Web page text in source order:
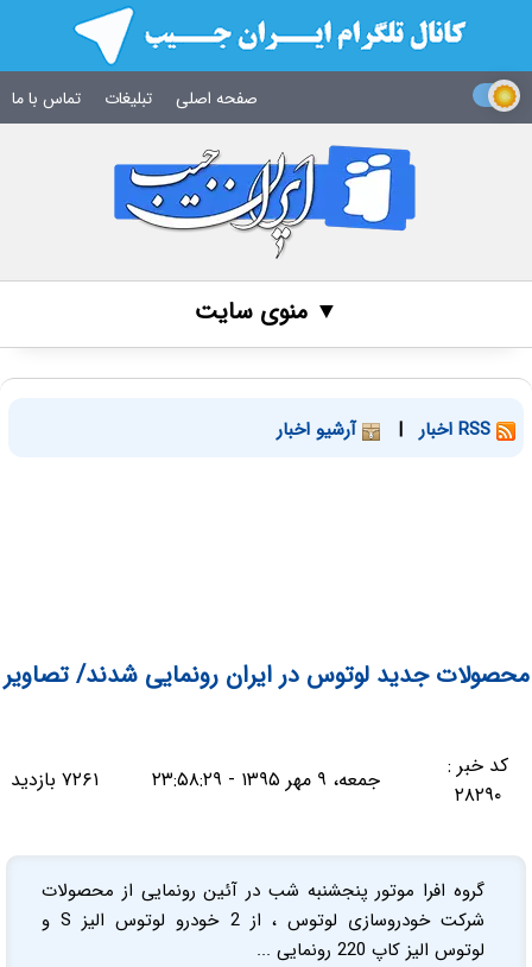
صفحه اصلی تبلیغات تماس با ما
▼ منوی سایت
| آرشیو اخبار
محصولات جدید لوتوس در ایران رونمایی شدند/ تصاویر
کد خبر :
۲۸۲۹۰
جمعه، ۹ مهر ۱۳۹۵ - ۲۳:۵۸:۲۹ ۷۲۶۱ بازدید
گروه افرا موتور پنجشنبه شب در آئین رونمایی از محصولات
شرکت خودروسازی لوتوس ، از 2 خودرو لوتوس الیز S و
لوتوس الیز کاپ 220 رونمایی ...